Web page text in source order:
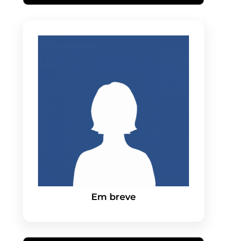
Em breve